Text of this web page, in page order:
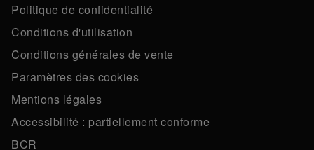
Politique de confidentialité
Conditions d'utilisation
Conditions générales de vente
Paramètres des cookies
Mentions légales
Accessibilité : partiellement conforme
BCR